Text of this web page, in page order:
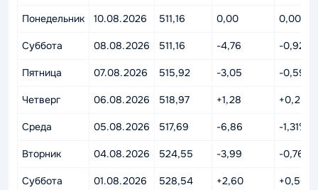
Понедельник 10.08.2026 511,16 0,00 0,00%
Суббота 08.08.2026 511,16 -4,76 -0,92%
Пятница 07.08.2026 515,92 -3,05 -0,59%
Четверг 06.08.2026 518,97 +1,28 +0,25%
Среда 05.08.2026 517,69 -6,86 -1,31%
Вторник 04.08.2026 524,55 -3,99 -0,76%
Суббота 01.08.2026 528,54 +2,60 +0,50%